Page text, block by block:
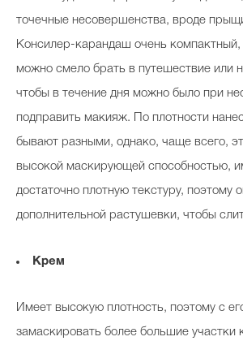
точечные несовершенства, вроде
Консилер-карандаш очень компактный,
можно смело брать в путешествие или
чтобы в течение дня можно было при
подправить макияж. По плотности
бывают разными, однако, чаще всего,
высокой маскирующей способностью,
достаточно плотную текстуру, поэтому
дополнительной растушевки, чтобы
Крем
Имеет высокую плотность, поэтому с
замаскировать более большие участки